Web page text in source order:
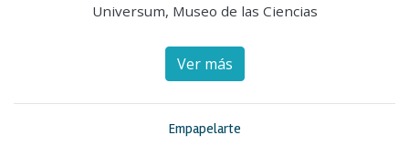
Universum, Museo de las Ciencias
Ver más
Empapelarte